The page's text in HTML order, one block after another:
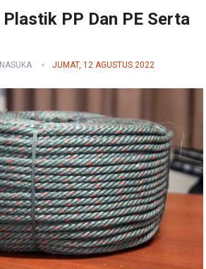
PP Dan PE Serta
JUMAT, 12 AGUSTUS 2022